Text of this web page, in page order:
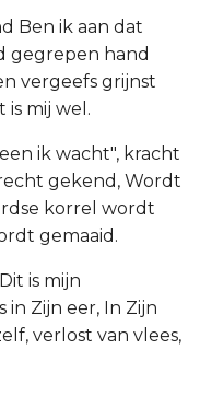
Ben ik aan dat
gegrepen hand
vergeefs grijnst
is mij wel.
ik wacht", kracht
gekend, Wordt
korrel wordt
gemaaid.
is mijn
Zijn eer, In Zijn
verlost van vlees,